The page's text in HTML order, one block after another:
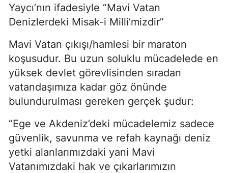
Yaycı’nın ifadesiyle “Mavi Vatan
Denizlerdeki Misak-i Milli’mizdir”
Mavi Vatan çıkışı/hamlesi bir maraton
koşusudur. Bu uzun soluklu mücadelede en
yüksek devlet görevlisinden sıradan
vatandaşımıza kadar göz önünde
bulundurulması gereken gerçek şudur:
“Ege ve Akdeniz’deki mücadelemiz sadece
güvenlik, savunma ve refah kaynağı deniz
yetki alanlarımızdaki yani Mavi
Vatanımızdaki hak ve çıkarlarımızın